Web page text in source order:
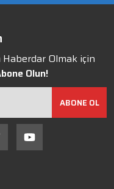
Olmak için
Olun!
ABONE OL